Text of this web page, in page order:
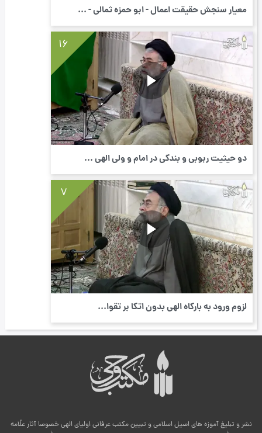
معیار سنجش حقیقت اعمال - ابو حمزه ثمالی - ...
16
دو حیثیت ربوبی و بندگی در امام و ولی الهی ...
7
لزوم ورود به بارگاه الهی بدون اتکا بر تقوا...
نشر و تبلیغ آموزه های اصیل اسلامی و تبیین مکتب عرفانی اولیای الهی خصوصا آثار علّامه